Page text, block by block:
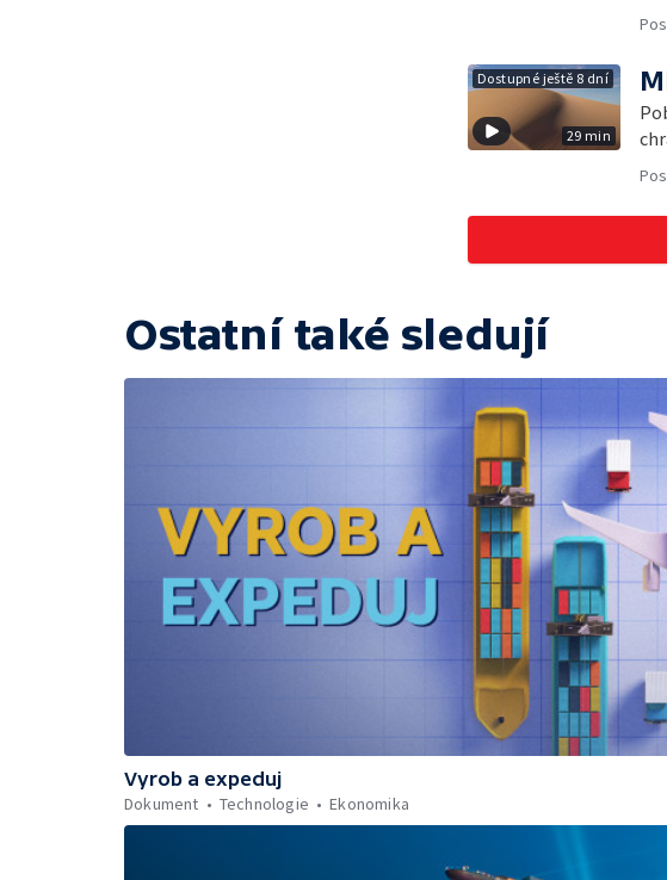
Dostupné ještě 8 dní
29 min
Ostatní také sledují
Vyrob a expeduj
Dokument
Technologie Ekonomika